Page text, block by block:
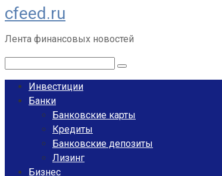
Перейти
к
контенту
cfeed.ru
Лента финансовых новостей
Инвестиции
Банки
Банковские карты
Кредиты
Банковские депозиты
Лизинг
Бизнес